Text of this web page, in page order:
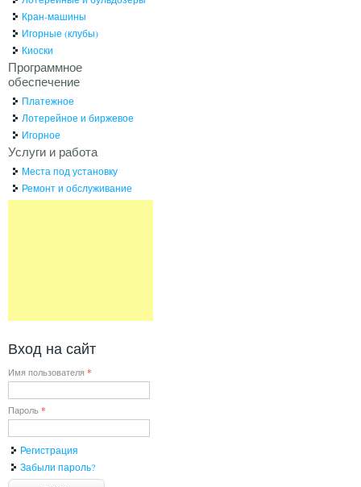
Кран-машины
Игорные (клубы)
Киоски
Программное
обеспечение
Платежное
Лотерейное и биржевое
Игорное
Услуги и работа
Места под установку
Ремонт и обслуживание
Вход на сайт
Имя пользователя *
Пароль *
Регистрация
Забыли пароль?